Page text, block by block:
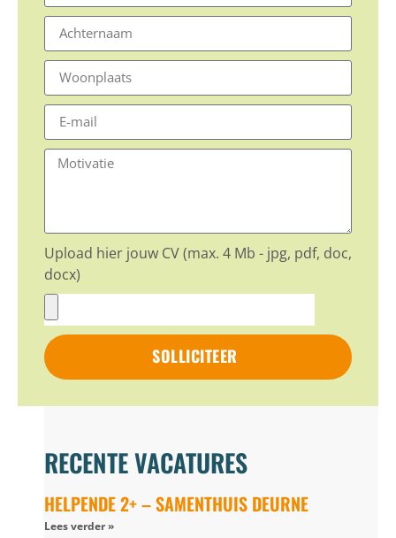
Upload hier jouw CV (max. 4 Mb - jpg, pdf, doc,
docx)
SOLLICITEER
RECENTE VACATURES
HELPENDE 2+ – SAMENTHUIS DEURNE
Lees verder »